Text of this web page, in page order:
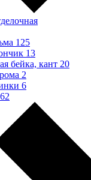
125
13
бейка, кант 20
2
6
62